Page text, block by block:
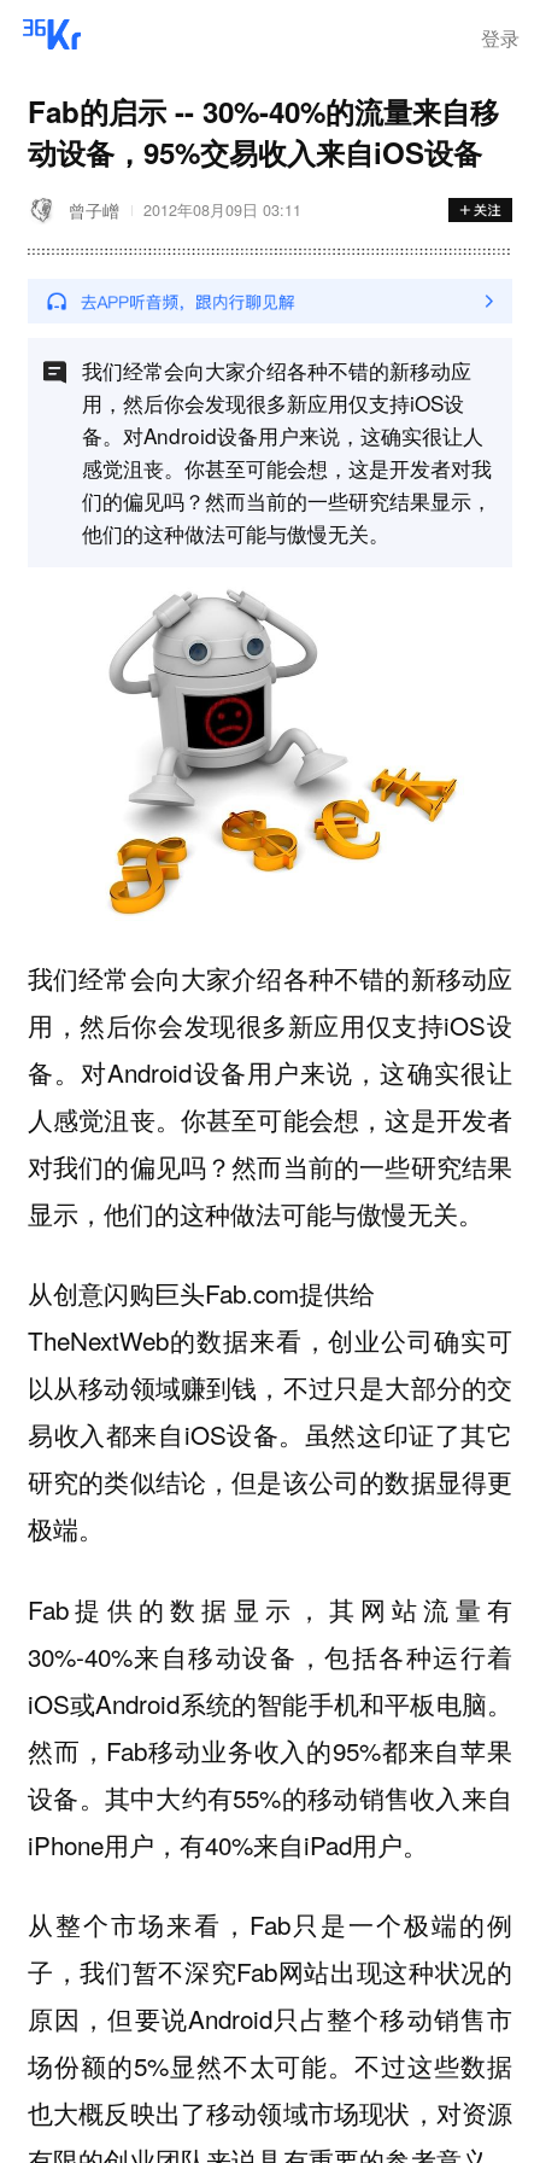
登录
Fab的启示 -- 30%-40%的流量来自移
动设备，95%交易收入来自iOS设备
曾子嶒 2012年08月09日 03:11
我们经常会向大家介绍各种不错的新移动应
用，然后你会发现很多新应用仅支持iOS设
备。对Android设备用户来说，这确实很让人
感觉沮丧。你甚至可能会想，这是开发者对我
们的偏见吗？然而当前的一些研究结果显示，
他们的这种做法可能与傲慢无关。
我们经常会向大家介绍各种不错的新移动应
用，然后你会发现很多新应用仅支持iOS设
备。对Android设备用户来说，这确实很让
人感觉沮丧。你甚至可能会想，这是开发者
对我们的偏见吗？然而当前的一些研究结果
显示，他们的这种做法可能与傲慢无关。
从创意闪购巨头Fab.com提供给
TheNextWeb的数据来看，创业公司确实可
以从移动领域赚到钱，不过只是大部分的交
易收入都来自iOS设备。虽然这印证了其它
研究的类似结论，但是该公司的数据显得更
极端。
Fab提供的数据显示，其网站流量有
30%-40%来自移动设备，包括各种运行着
iOS或Android系统的智能手机和平板电脑。
然而，Fab移动业务收入的95%都来自苹果
设备。其中大约有55%的移动销售收入来自
iPhone用户，有40%来自iPad用户。
从整个市场来看，Fab只是一个极端的例
子，我们暂不深究Fab网站出现这种状况的
原因，但要说Android只占整个移动销售市
场份额的5%显然不太可能。不过这些数据
也大概反映出了移动领域市场现状，对资源